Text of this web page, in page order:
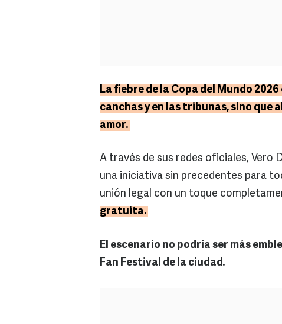
La fiebre de la Copa del Mundo
canchas y en las tribunas, sino
amor.
A través de sus redes oficiales, Vero
una iniciativa sin precedentes para
unión legal con un toque
gratuita.
El escenario no podría ser más
Fan Festival de la ciudad.